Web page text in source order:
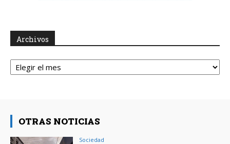
Archivos
Archivos
OTRAS NOTICIAS
Sociedad